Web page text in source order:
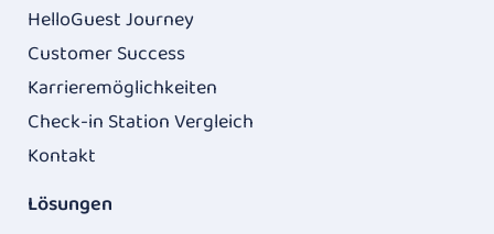
HelloGuest Journey
Customer Success
Karrieremöglichkeiten
Check-in Station Vergleich
Kontakt
Lösungen